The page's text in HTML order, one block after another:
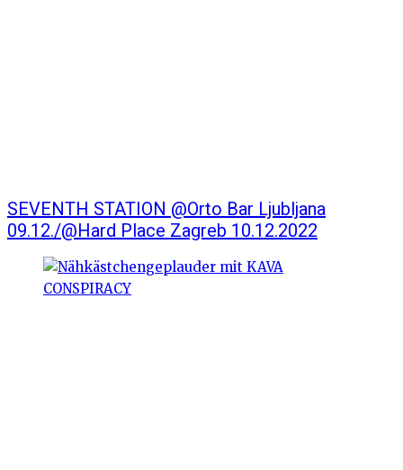
SEVENTH STATION @Orto Bar Ljubljana
09.12./@Hard Place Zagreb 10.12.2022